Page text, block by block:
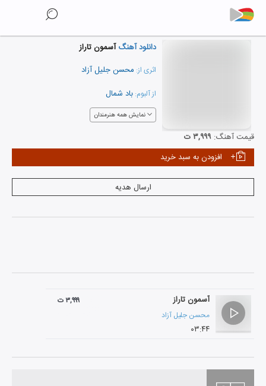
دانلود آهنگآسمون تاراز
اثری از: محسن جلیل آزاد
از آلبوم: باد شمال
نمایش همه هنرمندان
قیمت آهنگ: ۳,۹۹۹ ت
افزودن به سبد خرید
ارسال هدیه
آسمون تاراز
محسن جلیل آزاد
۰۳:۴۴
۳,۹۹۹ ت